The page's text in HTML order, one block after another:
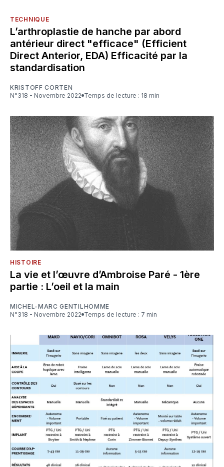
TECHNIQUE
L’arthroplastie de hanche par abord
antérieur direct "efficace" (Efficient
Direct Anterior, EDA) Efficacité par la
standardisation
KRISTOFF CORTEN
N°318 - Novembre 2022
Temps de lecture : 18 min
HISTOIRE
La vie et l’œuvre d’Ambroise Paré - 1ère
partie : L’oeil et la main
MICHEL-MARC GENTILHOMME
N°318 - Novembre 2022
Temps de lecture : 7 min